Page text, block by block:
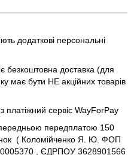
додаткові персональні
безкоштовна доставка (для
має бути НЕ акційних товарів
платіжний сервіc WayForPay
передплатою 150
( Коломійченко Я. Ю. ФОП
, ЄДРПОУ 3628901566